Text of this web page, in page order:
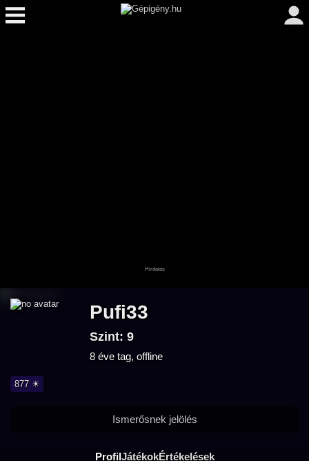
Pufi33
Szint: 9
8 éve tag, offline
877 ☀
ProfilJátékokÉrtékelések
Ismerősnek jelölés